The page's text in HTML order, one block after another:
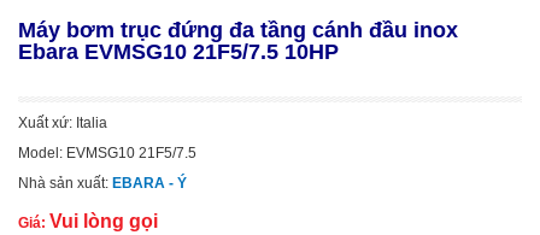
Máy bơm trục đứng đa tầng cánh đầu inox
Ebara EVMSG10 21F5/7.5 10HP
Xuất xứ: Italia
Model: EVMSG10 21F5/7.5
Nhà sản xuất: EBARA - Ý
Giá: Vui lòng gọi